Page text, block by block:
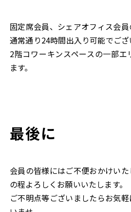
固定席会員、シェアオフィス会
通常通り24時間出入り可能でござ
2階コワーキンスペースの一部エ
ます。
最後に
会員の皆様にはご不便おかけい
の程よろしくお願いいたします。
ご不明点等ございましたらお気